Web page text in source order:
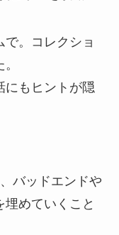
。コレクショ
にもヒントが隠
バッドエンドや
めていくこと